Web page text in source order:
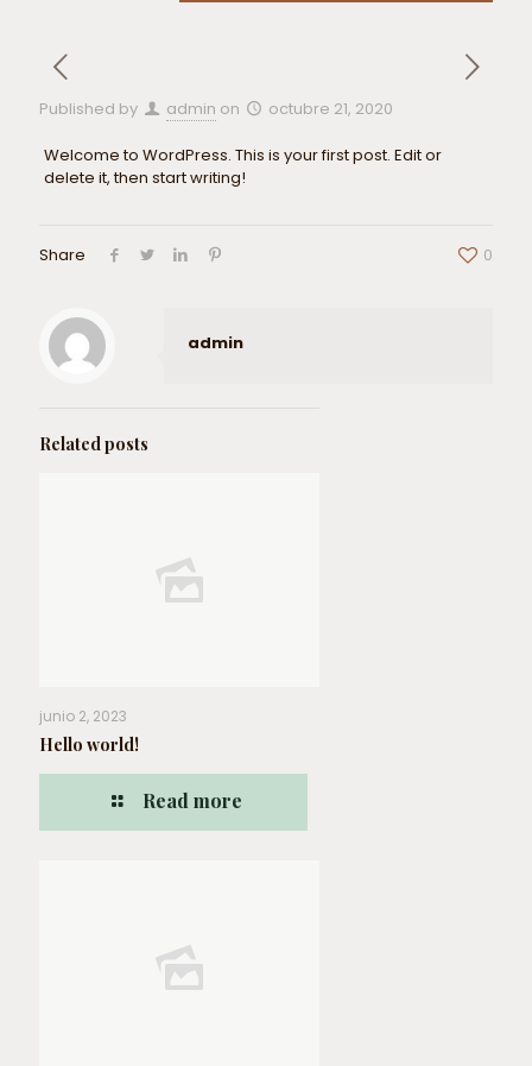
Published by admin on octubre 21, 2020
Welcome to WordPress. This is your first post. Edit or
delete it, then start writing!
Share 0
admin
Related posts
junio 2, 2023
Hello world!
Read more